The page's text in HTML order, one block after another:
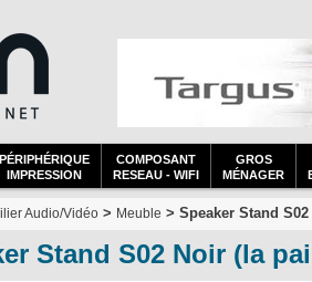
PÉRIPHÉRIQUE
IMPRESSION
COMPOSANT
RESEAU - WIFI
GROS
MÉNAGER
Audio/Vidéo > Meuble > Speaker Stand
Stand S02 Noir (la